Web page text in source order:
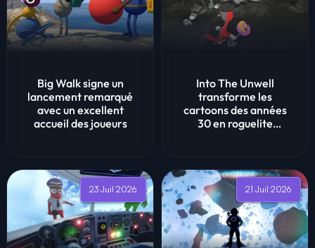
Big Walk signe un
lancement remarqué
avec un excellent
accueil des joueurs
Into The Unwell
transforme les
cartoons des années
30 en roguelite
23 Juil 2026 21 Juil 2026